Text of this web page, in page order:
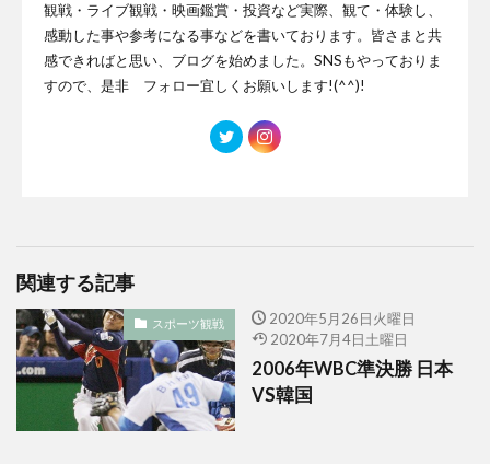
観戦・ライブ観戦・映画鑑賞・投資など実際、観て・体験し、
感動した事や参考になる事などを書いております。皆さまと共
感できればと思い、ブログを始めました。SNSもやっておりま
すので、是非 フォロー宜しくお願いします!(^^)!
関連する記事
スポーツ観戦
2020年5月26日火曜日
2020年7月4日土曜日
2006年WBC準決勝 日本
VS韓国